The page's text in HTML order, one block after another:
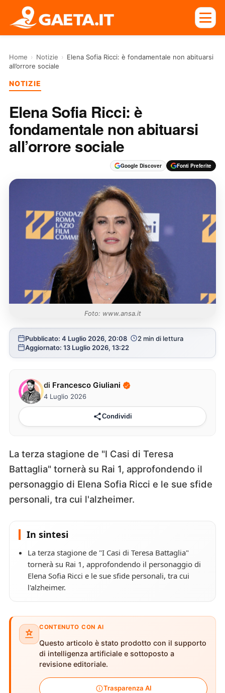
Home › Notizie › Elena Sofia Ricci: è fondamentale non abituarsi
all’orrore sociale
NOTIZIE
Elena Sofia Ricci: è
fondamentale non abituarsi
all’orrore sociale
Google Discover Fonti Preferite
Foto: www.ansa.it
Pubblicato: 4 Luglio 2026, 20:08
2 min di lettura
Aggiornato: 13 Luglio 2026, 13:22
di Francesco Giuliani
4 Luglio 2026
Condividi
La terza stagione de "I Casi di Teresa
Battaglia" tornerà su Rai 1, approfondendo il
personaggio di Elena Sofia Ricci e le sue sfide
personali, tra cui l'alzheimer.
In sintesi
La terza stagione de "I Casi di Teresa Battaglia"
tornerà su Rai 1, approfondendo il personaggio di
Elena Sofia Ricci e le sue sfide personali, tra cui
l'alzheimer.
CONTENUTO CON AI
Questo articolo è stato prodotto con il supporto
di intelligenza artificiale e sottoposto a
revisione editoriale.
Trasparenza AI